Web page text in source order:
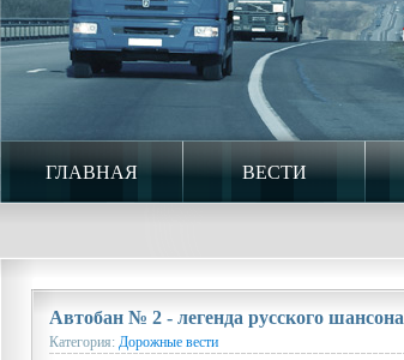
ГЛАВНАЯ ВЕСТИ
Автобан № 2 - легенда русского шансона
Категория: Дорожные вести